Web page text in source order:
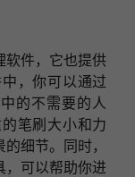
软件，它也提供
，你可以通过
的不需要的人
笔刷大小和力
细节。同时，
，可以帮助你进